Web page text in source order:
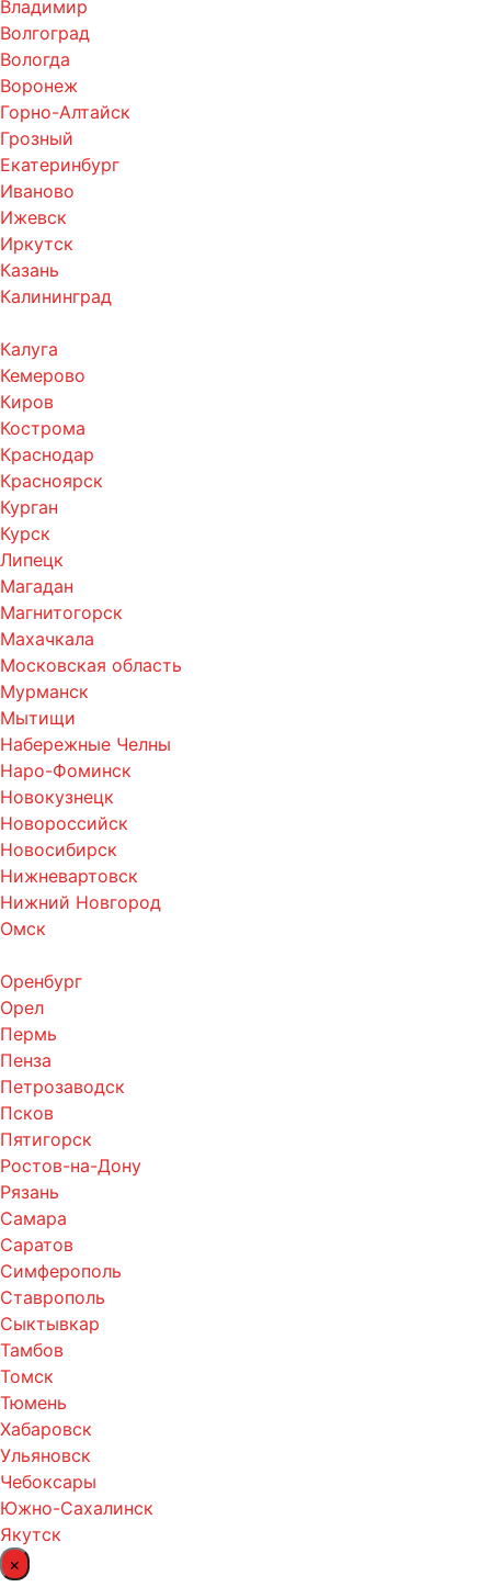
Владимир
Волгоград
Вологда
Воронеж
Горно-Алтайск
Грозный
Екатеринбург
Иваново
Ижевск
Иркутск
Казань
Калининград
Калуга
Кемерово
Киров
Кострома
Краснодар
Красноярск
Курган
Курск
Липецк
Магадан
Магнитогорск
Махачкала
Московская область
Мурманск
Мытищи
Набережные Челны
Наро-Фоминск
Новокузнецк
Новороссийск
Новосибирск
Нижневартовск
Нижний Новгород
Омск
Оренбург
Орел
Пермь
Пенза
Петрозаводск
Псков
Пятигорск
Ростов-на-Дону
Рязань
Самара
Саратов
Симферополь
Ставрополь
Сыктывкар
Тамбов
Томск
Тюмень
Хабаровск
Ульяновск
Чебоксары
Южно-Сахалинск
Якутск
×